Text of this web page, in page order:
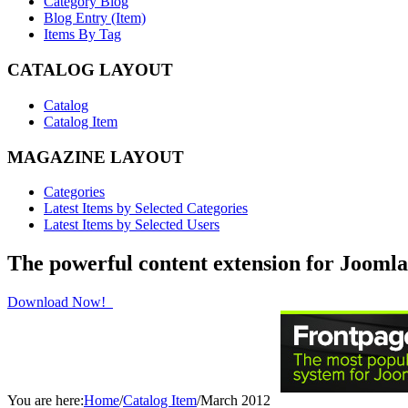
Blog Entry (Item)
Items By Tag
CATALOG LAYOUT
Catalog
Catalog Item
MAGAZINE LAYOUT
Categories
Latest Items by Selected Categories
Latest Items by Selected Users
The powerful content extension for
Download Now!
You are here:Home/Catalog Item/March 2012